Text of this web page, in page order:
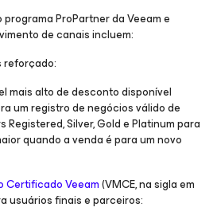
ProPartner da Veeam e
de canais incluem:
reforçado:
mais alto de desconto disponível
um registro de negócios válido de
Silver, Gold e Platinum para
quando a venda é para um novo
Certificado Veeam(VMCE, na sigla em
usuários finais e parceiros: